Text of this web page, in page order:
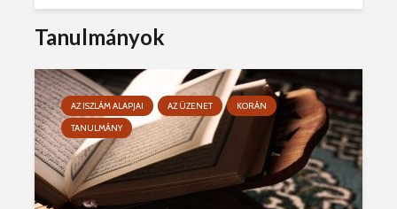
Tanulmányok
AZ ISZLÁM ALAPJAI AZ ÜZENET
KORÁN
TANULMÁNY